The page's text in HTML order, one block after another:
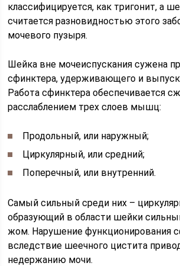
классифицируется, как тригонит, а
считается разновидностью этого
мочевого пузыря.
Шейка вне мочеиспускания сужена
сфинктера, удерживающего и
Работа сфинктера обеспечивается
расслаблением трех слоев мышц:
Продольный, или наружный;
Циркулярный, или средний;
Поперечный, или внутренний.
Самый сильный среди них –
образующий в области шейки
жом. Нарушение функционирования
вследствие шеечного цистита
недержанию мочи.